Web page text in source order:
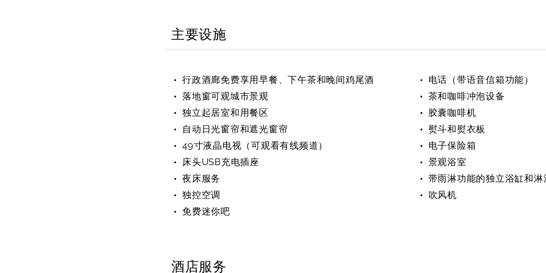
主要设施
行政酒廊免费享用早餐、下午茶和晚间鸡尾酒
落地窗可观城市景观
独立起居室和用餐区
自动日光窗帘和遮光窗帘
49寸液晶电视（可观看有线频道）
床头USB充电插座
夜床服务
独控空调
免费迷你吧
电话（带语音信箱功能）
茶和咖啡冲泡设备
胶囊咖啡机
熨斗和熨衣板
电子保险箱
景观浴室
带雨淋功能的独立浴缸和淋
吹风机
酒店服务